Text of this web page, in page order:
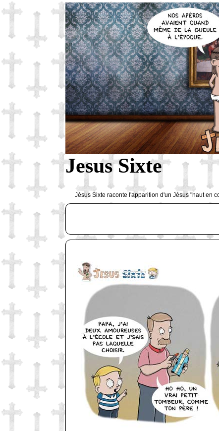
Jesus Sixte
Jésus Sixte raconte l'apparition d'un Jésus "haut en
http://www.lefabz.com/